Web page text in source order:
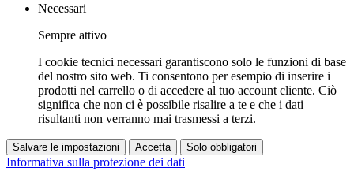
Necessari
Sempre attivo
I cookie tecnici necessari garantiscono solo le funzioni di base
del nostro sito web. Ti consentono per esempio di inserire i
prodotti nel carrello o di accedere al tuo account cliente. Ciò
significa che non ci è possibile risalire a te e che i dati
risultanti non verranno mai trasmessi a terzi.
Salvare le impostazioni Accetta Solo obbligatori
Informativa sulla protezione dei dati